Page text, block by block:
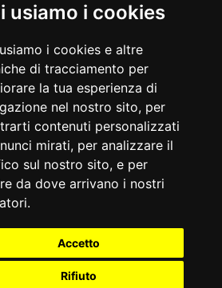
usiamo i cookies
i cookies e altre
di tracciamento per
la tua esperienza di
nel nostro sito, per
contenuti personalizzati
mirati, per analizzare il
sul nostro sito, e per
da dove arrivano i nostri
Accetto
Rifiuto
- Associazione delle Etichette
Reserved.